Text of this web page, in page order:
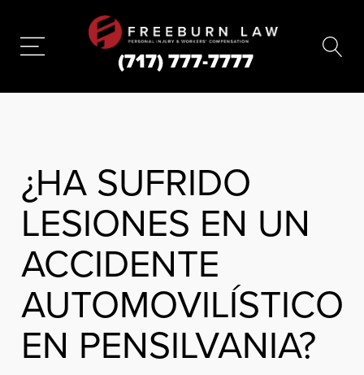
(717) 777-7777
¿HA SUFRIDO
LESIONES EN UN
ACCIDENTE
AUTOMOVILÍSTICO
EN PENSILVANIA?